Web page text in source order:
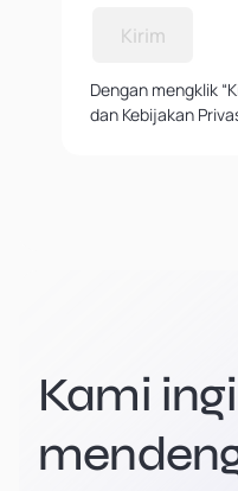
Kirim
Dengan mengklik
dan Kebijakan
Kami